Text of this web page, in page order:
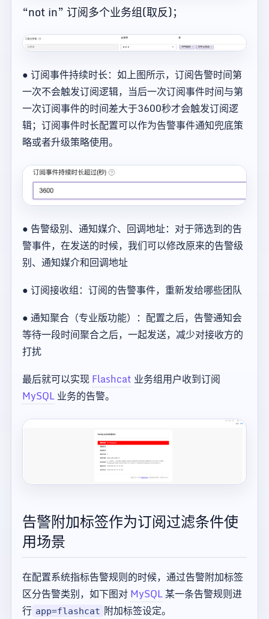
“not in” 订阅多个业务组(取反)；
● 订阅事件持续时长：如上图所示，订阅告警时间第
一次不会触发订阅逻辑，当后一次订阅事件时间与第
一次订阅事件的时间差大于3600秒才会触发订阅逻
辑；订阅事件时长配置可以作为告警事件通知兜底策
略或者升级策略使用。
● 告警级别、通知媒介、回调地址：对于筛选到的告
警事件，在发送的时候，我们可以修改原来的告警级
别、通知媒介和回调地址
● 订阅接收组：订阅的告警事件，重新发给哪些团队
● 通知聚合（专业版功能）：配置之后，告警通知会
等待一段时间聚合之后，一起发送，减少对接收方的
打扰
最后就可以实现Flashcat 业务组用户收到订阅
MySQL业务的告警。
告警附加标签作为订阅过滤条件使
用场景
在配置系统指标告警规则的时候，通过告警附加标签
区分告警类别，如下图对MySQL某一条告警规则进
行 app=flashcat 附加标签设定。